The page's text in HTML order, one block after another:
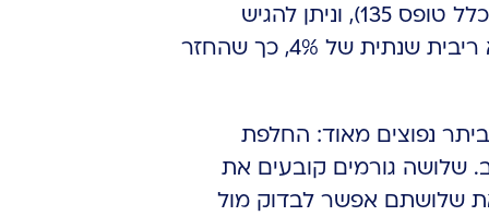
נעשית מול רשות המסים באמצעות דוח שנתי (לשכירים בדרך כלל טופס 135), וניתן להגיש
. הסכום שחוזר אינו נשחק: הוא מוצמד למדד ונושא ריבית שנתית של 4%, כך שהחזר
נפוצים מאוד: החלפת
שלושה גורמים קובעים את
שלושתם אפשר לבדוק מול